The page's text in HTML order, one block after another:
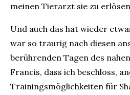
meinen Tierarzt sie zu
Und auch das hat wieder
war so traurig nach diesen
berührenden Tagen des
Francis, dass ich beschloss,
Trainingsmöglichkeiten für